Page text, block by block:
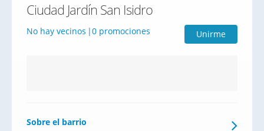
Ciudad Jardín San Isidro
No hay vecinos 0 promociones Unirme
Sobre el barrio